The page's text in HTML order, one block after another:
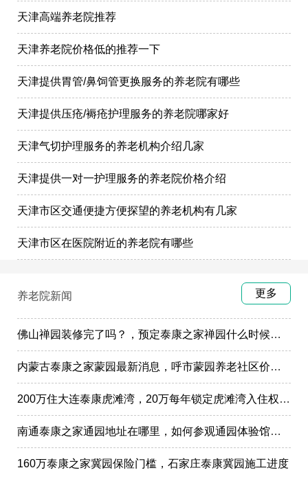
天津高端养老院推荐
天津养老院价格低的推荐一下
天津提供胃管/鼻饲管更换服务的养老院有哪些
天津提供压疮/褥疮护理服务的养老院哪家好
天津气切护理服务的养老机构介绍几家
天津提供一对一护理服务的养老院价格介绍
天津市区交通便捷方便探望的养老机构有几家
天津市区在医院附近的养老院有哪些
养老院新闻 更多
佛山禅园装修完了吗？，预定泰康之家禅园什么时候选房入住?
内蒙古泰康之家蒙园最新消息，呼市蒙园养老社区价格表
200万住大连泰康虎滩湾，20万每年锁定虎滩湾入住权政策
南通泰康之家通园地址在哪里，如何参观通园体验馆样板间
160万泰康之家冀园保险门槛，石家庄泰康冀园施工进度